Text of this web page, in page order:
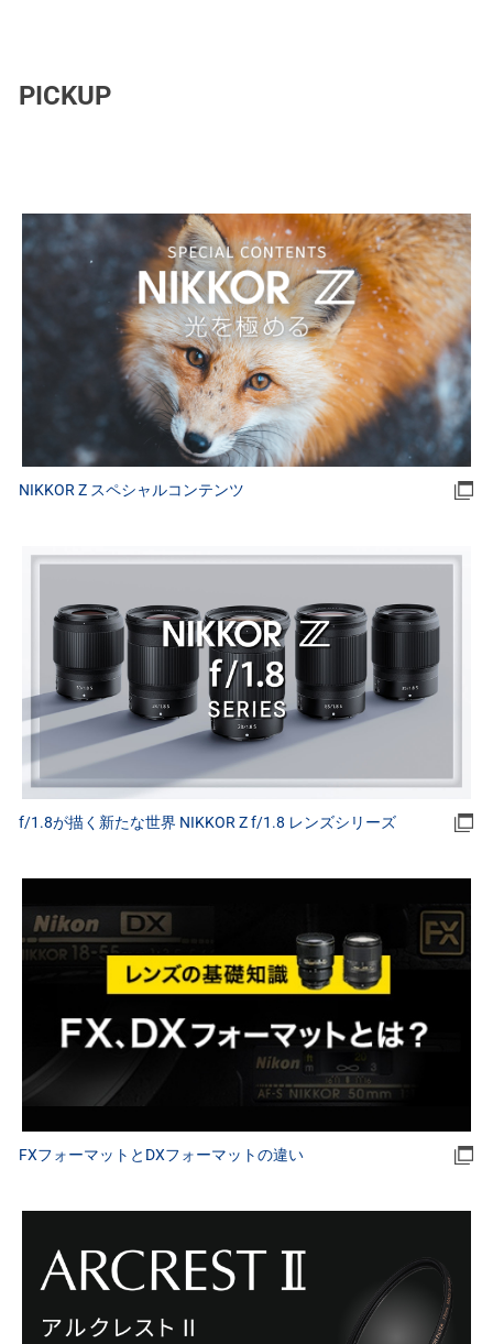
PICKUP
NIKKOR Z スペシャルコンテンツ
f/1.8が描く新たな世界 NIKKOR Z f/1.8 レンズシリーズ
FXフォーマットとDXフォーマットの違い